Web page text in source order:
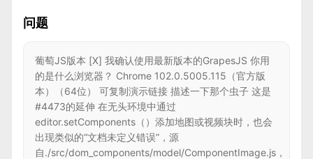
问题
葡萄JS版本 [X] 我确认使用最新版本的GrapesJS 你用
的是什么浏览器？ Chrome 102.0.5005.115（官方版
本）（64位） 可复制演示链接 描述一下那个虫子 这是
#4473的延伸 在无头环境中通过
editor.setComponents（）添加地图或视频块时，也会
出现类似的“文档未定义错误”，源
自./src/dom_components/model/ComponentImage.js，